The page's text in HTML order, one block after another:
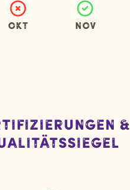
Okt Nov
&